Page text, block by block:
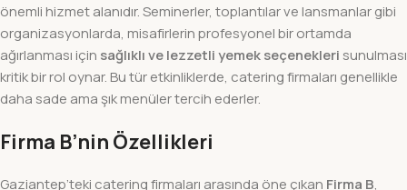
önemli hizmet alanıdır. Seminerler, toplantılar ve lansmanlar gibi
organizasyonlarda, misafirlerin profesyonel bir ortamda
ağırlanması için sağlıklı ve lezzetli yemek seçenekleri sunulması
kritik bir rol oynar. Bu tür etkinliklerde, catering firmaları genellikle
daha sade ama şık menüler tercih ederler.
Firma B’nin Özellikleri
Gaziantep’teki catering firmaları arasında öne çıkan Firma B,